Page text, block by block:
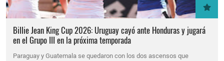
Billie Jean King Cup 2026: Uruguay cayó ante Honduras y jugará
en el Grupo III en la próxima temporada
Paraguay y Guatemala se quedaron con los dos ascensos que